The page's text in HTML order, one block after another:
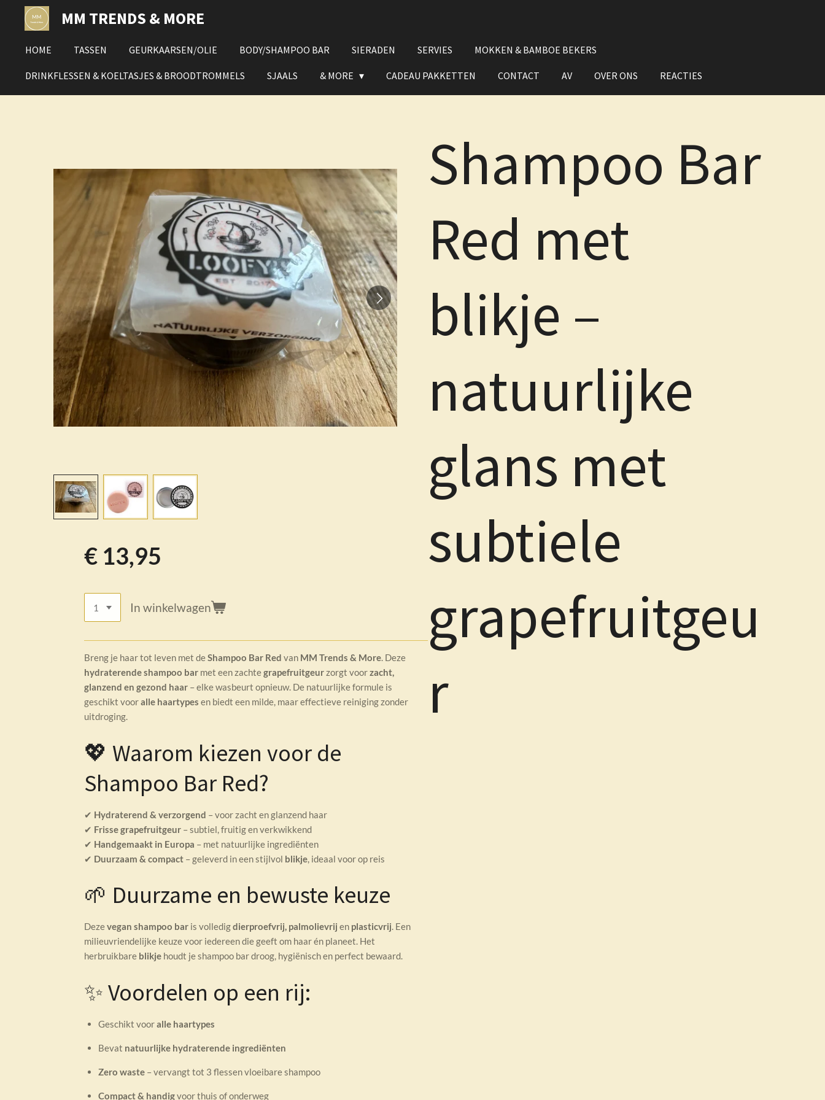
direct
hoofdinhoud
MM TRENDS & MORE
HOME TASSEN GEURKAARSEN/OLIE BODY/SHAMPOO BAR SIERADEN SERVIES MOKKEN & BAMBOE BEKERS
DRINKFLESSEN & KOELTASJES & BROODTROMMELS SJAALS & MORE CADEAU PAKKETTEN CONTACT AV OVER ONS REACTIES
Shampoo Bar
Red met
blikje –
natuurlijke
glans met
subtiele
grapefruitgeu
r
€ 13,95
In winkelwagen
Breng je haar tot leven met deShampoo Bar Red van MM Trends & More. Deze
hydraterende shampoo bar met een zachtegrapefruitgeurzorgt voorzacht,
glanzend en gezond haar – elke wasbeurt opnieuw. De natuurlijke formule is
geschikt vooralle haartypes en biedt een milde, maar effectieve reiniging zonder
uitdroging.
💖 Waarom kiezen voor de
Shampoo Bar Red?
✔ Hydraterend & verzorgend – voor zacht en glanzend haar
✔ Frisse grapefruitgeur – subtiel, fruitig en verkwikkend
✔ Handgemaakt in Europa – met natuurlijke ingrediënten
✔ Duurzaam & compact – geleverd in een stijlvol blikje , ideaal voor op reis
🌱 Duurzame en bewuste keuze
Dezevegan shampoo bar is volledigdierproefvrij, palmolievrij en plasticvrij. Een
milieuvriendelijke keuze voor iedereen die geeft om haar én planeet. Het
herbruikbare blikje houdt je shampoo bar droog, hygiënisch en perfect bewaard.
✨ Voordelen op een rij:
Geschikt vooralle haartypes
Bevat natuurlijke hydraterende ingrediënten
Zero waste– vervangt tot 3 flessen vloeibare shampoo
Compact & handigvoor thuis of onderweg